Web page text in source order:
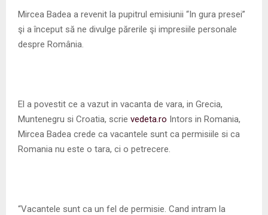
U
Mircea Badea a revenit la pupitrul emisiunii “In gura presei”
şi a început să ne divulge părerile şi impresiile personale
despre România.
El a povestit ce a vazut in vacanta de vara, in Grecia,
Muntenegru si Croatia, scrie vedeta.ro Intors in Romania,
Mircea Badea crede ca vacantele sunt ca permisiile si ca
Romania nu este o tara, ci o petrecere.
“Vacantele sunt ca un fel de permisie. Cand intram la